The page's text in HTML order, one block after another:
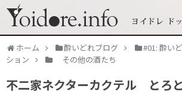
ホーム 酔いどれブログ
#01: 酔い
ション
その他の酒たち
不二家ネクターカクテル とろと